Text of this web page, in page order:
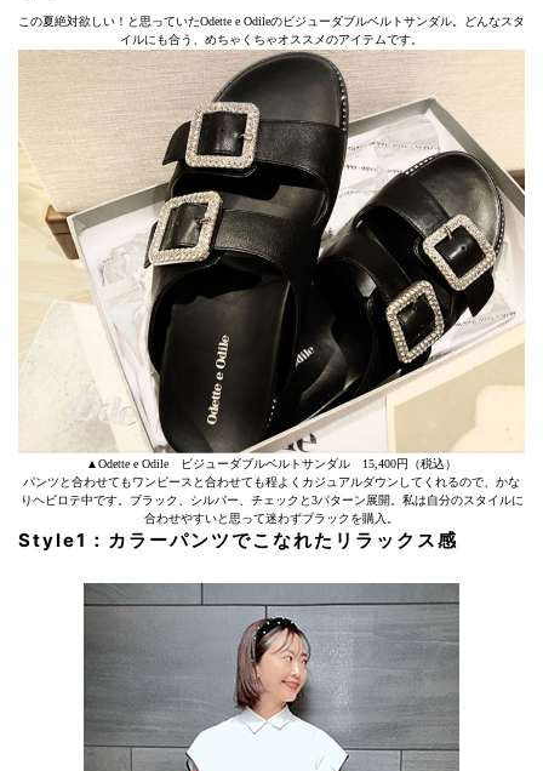
この夏絶対欲しい！と思っていたOdette e Odileのビジューダブルベルトサンダル。どんなスタ
イルにも合う、めちゃくちゃオススメのアイテムです。
▲Odette e Odile ビジューダブルベルトサンダル 15,400円（税込）
パンツと合わせてもワンピースと合わせても程よくカジュアルダウンしてくれるので、かな
りヘビロテ中です。ブラック、シルバー、チェックと3パターン展開。私は自分のスタイルに
合わせやすいと思って迷わずブラックを購入。
Style1：カラーパンツでこなれたリラックス感